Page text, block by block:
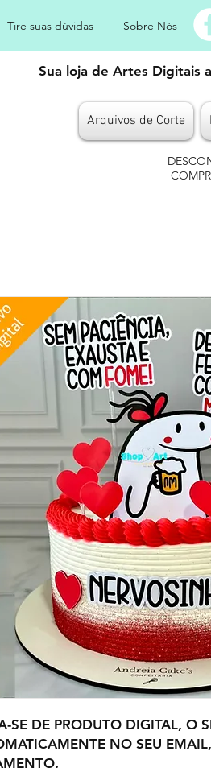
Tire suas dúvidas Sobre Nós
Sua loja de Artes Digitais
Arquivos de Corte
SE DE PRODUTO DIGITAL, O
NO SEU